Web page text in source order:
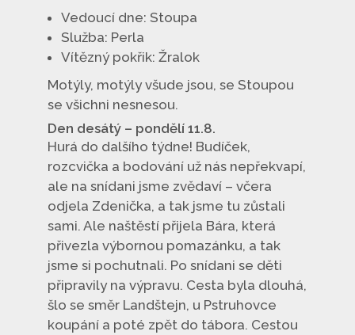
Vedoucí dne: Stoupa
Služba: Perla
Vítězný pokřik: Žralok
Motýly, motýly všude jsou, se Stoupou
se všichni nesnesou.
Den desátý – pondělí 11.8.
Hurá do dalšího týdne! Budíček,
rozcvička a bodování už nás nepřekvapí,
ale na snídani jsme zvědaví – včera
odjela Zdenička, a tak jsme tu zůstali
sami. Ale naštěstí přijela Bára, která
přivezla výbornou pomazánku, a tak
jsme si pochutnali. Po snídani se děti
připravily na výpravu. Cesta byla dlouhá,
šlo se směr Landštejn, u Pstruhovce
koupání a poté zpět do tábora. Cestou